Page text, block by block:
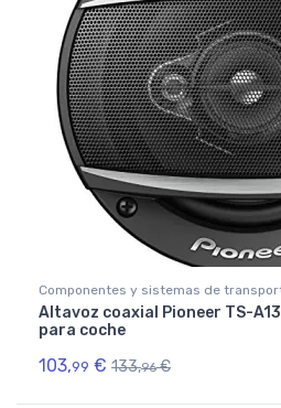
Componentes y sistemas de
Altavoz coaxial Pioneer TS-
para coche
103,99 € 133,96 €